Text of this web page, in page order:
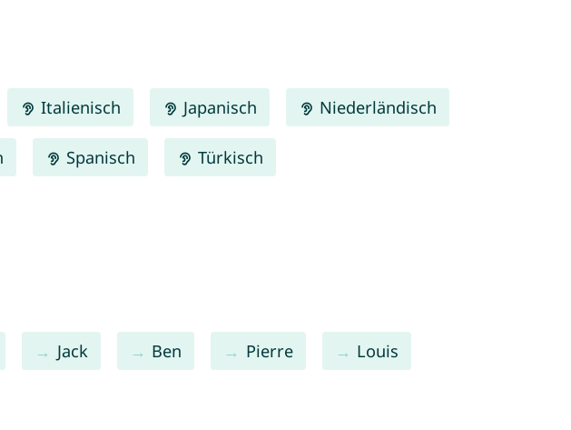
Italienisch Japanisch Niederländisch
Spanisch Türkisch
Jack Ben Pierre Louis